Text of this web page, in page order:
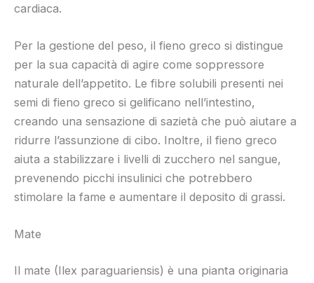
cardiaca.
Per la gestione del peso, il fieno greco si distingue
per la sua capacità di agire come soppressore
naturale dell’appetito. Le fibre solubili presenti nei
semi di fieno greco si gelificano nell’intestino,
creando una sensazione di sazietà che può aiutare a
ridurre l’assunzione di cibo. Inoltre, il fieno greco
aiuta a stabilizzare i livelli di zucchero nel sangue,
prevenendo picchi insulinici che potrebbero
stimolare la fame e aumentare il deposito di grassi.
Mate
Il mate (Ilex paraguariensis) è una pianta originaria